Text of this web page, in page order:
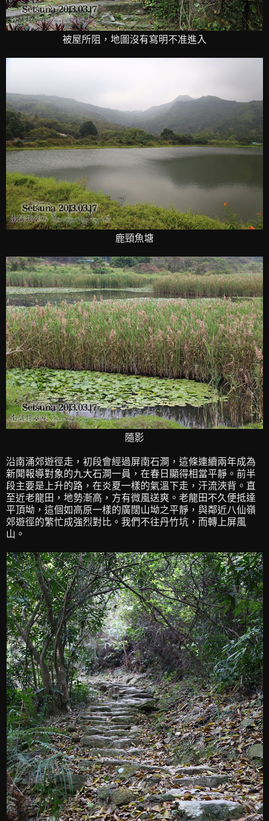
被屋所阻，地圖沒有寫明不准進入
鹿頸魚塘
隨影
沿南涌郊遊徑走，初段會經過屏南石澗，這條連續兩年成為
新聞報導對象的九大石澗一員，在春日顯得相當平靜。前半
段主要是上升的路，在炎夏一樣的氣溫下走，汗流浹背。直
至近老龍田，地勢漸高，方有微風送爽。老龍田不久便抵達
平頂坳，這個如高原一樣的廣闊山坳之平靜，與鄰近八仙嶺
郊遊徑的繁忙成強烈對比。我們不往丹竹坑，而轉上屏風
山。